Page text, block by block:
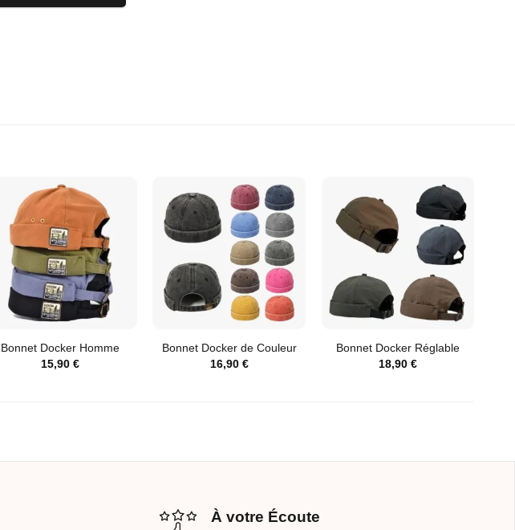
Bonnet Docker Homme
15,90€
Bonnet Docker de Couleur
16,90 €
Bonnet Docker Réglable
18,90 €
À votre Écoute